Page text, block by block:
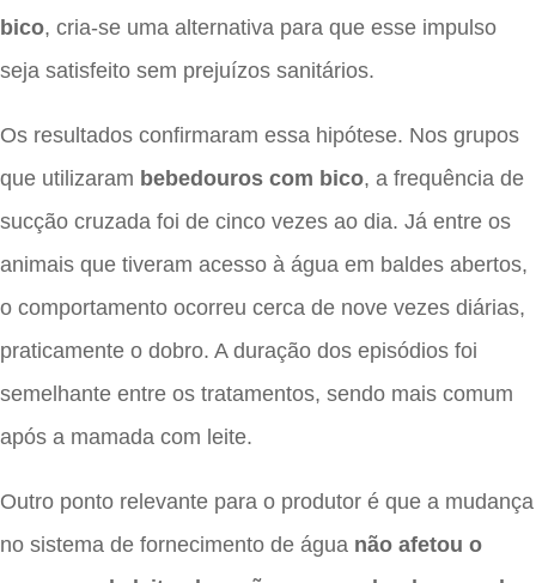
bico, cria-se uma alternativa para que esse impulso
seja satisfeito sem prejuízos sanitários.
Os resultados confirmaram essa hipótese. Nos grupos
que utilizaram bebedouros com bico, a frequência de
sucção cruzada foi de cinco vezes ao dia. Já entre os
animais que tiveram acesso à água em baldes abertos,
o comportamento ocorreu cerca de nove vezes diárias,
praticamente o dobro. A duração dos episódios foi
semelhante entre os tratamentos, sendo mais comum
após a mamada com leite.
Outro ponto relevante para o produtor é que a mudança
no sistema de fornecimento de água não afetou o